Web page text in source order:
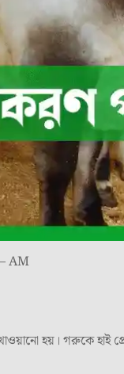
AM
খাওয়ানো হয়। গরুকে